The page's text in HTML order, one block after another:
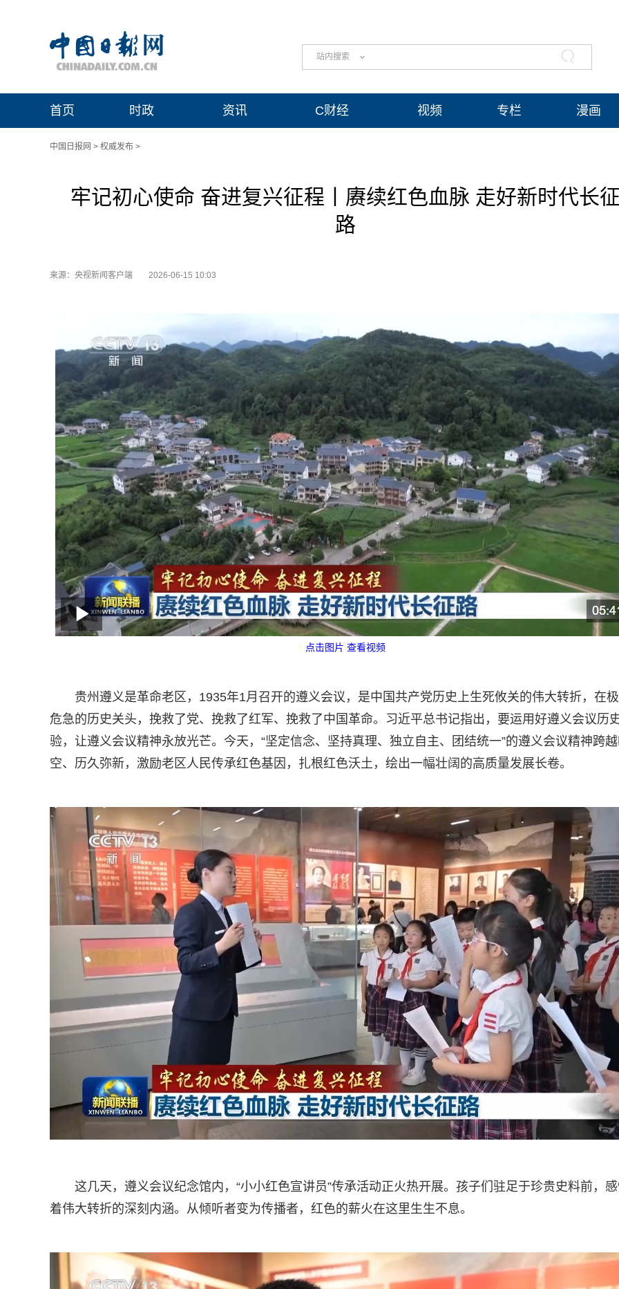
站内搜索
首页 时政 资讯 C财经 视频 专栏 漫画
中国日报网 > 权威发布 >
牢记初心使命 奋进复兴征程丨赓续红色血脉 走好新时代长
路
来源：央视新闻客户端 2026-06-15 10:03
点击图片 查看视频
贵州遵义是革命老区，1935年1月召开的遵义会议，是中国共产党历史上生死攸关的伟大转折，在
危急的历史关头，挽救了党、挽救了红军、挽救了中国革命。习近平总书记指出，要运用好遵义会议历
验，让遵义会议精神永放光芒。今天，“坚定信念、坚持真理、独立自主、团结统一”的遵义会议精神跨
空、历久弥新，激励老区人民传承红色基因，扎根红色沃土，绘出一幅壮阔的高质量发展长卷。
这几天，遵义会议纪念馆内，“小小红色宣讲员”传承活动正火热开展。孩子们驻足于珍贵史料前，
着伟大转折的深刻内涵。从倾听者变为传播者，红色的薪火在这里生生不息。